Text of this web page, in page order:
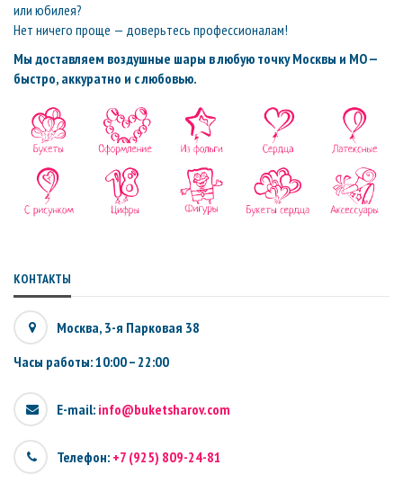
или юбилея?
Нет ничего проще — доверьтесь профессионалам!
Мы доставляем воздушные шары в любую точку Москвы и МО —
быстро, аккуратно и с любовью.
КОНТАКТЫ
Москва, 3-я Парковая 38
Часы работы: 10:00 – 22:00
E-mail: info@buketsharov.com
Телефон: +7 (925) 809-24-81